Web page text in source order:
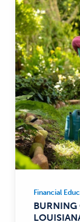
Financial
Education,
Financial
BURNING